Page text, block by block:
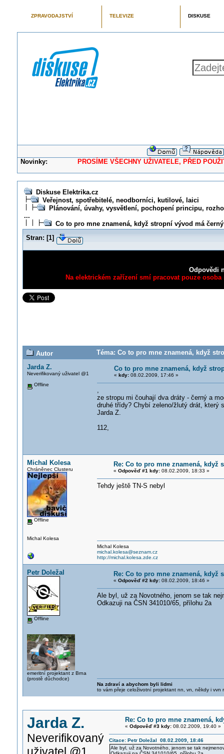
ZPRAVODAJSTVÍ TELEVIZE DISKUSE
Novinky: PROSÍME VŠECHNY UŽIVATELE, PŘED
Diskuse Elektrika.cz
Veřejnost, spotřebitelé, neodborníci, kutilové, laici
Plánování, úvahy, vysvětlení, pochopení principu,
...
Co to pro mne znamená, když stropní vývod má
Stran: [1]
Odpovědi
Na elektrickém zařízení smí pracovat pouze
Autor
Téma: Co to pro mne znamená, když
Jarda Z.
Neverifikovaný uživatel @1
Offline
Co to pro mne znamená, když
« kdy:08.02.2009, 17:46 »
,
ze stropu mi čouhají dva dráty - černý a
druhé třídy? Chybí zeleno/žlutý drát, který
Jarda Z.
112,
Michal Kolesa
Chráněnec Clusteru
Offline
Michal Kolesa
Re: Co to pro mne znamená,
« Odpověď #1 kdy:08.02.2009, 18:33 »
Tehdy ještě TN-S nebyl
Michal Kolesa
michal.kolesa@seznam.cz
http://michal.kolesa.zde.cz
Petr Doležal
Offline
emeritní projektant z Brna
(prostě důchodce)
Re: Co to pro mne znamená,
« Odpověď #2 kdy:08.02.2009, 18:46 »
Ale byl, už za Novotného, jenom se tak
Odkazuji na ČSN 341010/65, přílohu 2a
Na zdraví a abychom byli lidmi
to vám přeje celoživotní projektant nn, vn, někdy i vvn
Jarda Z.
Neverifikovaný
Re: Co to pro mne znamená,
« Odpověď #3 kdy:08.02.2009, 19:40 »
Citace: Petr Doležal 08.02.2009, 18:46
Ale byl, už za Novotného, jenom se tak